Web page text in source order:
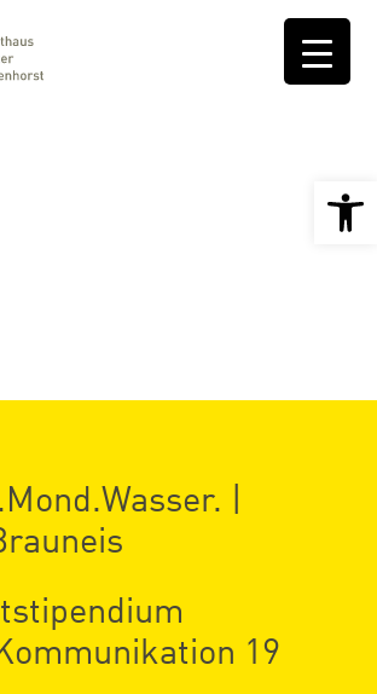
|
19